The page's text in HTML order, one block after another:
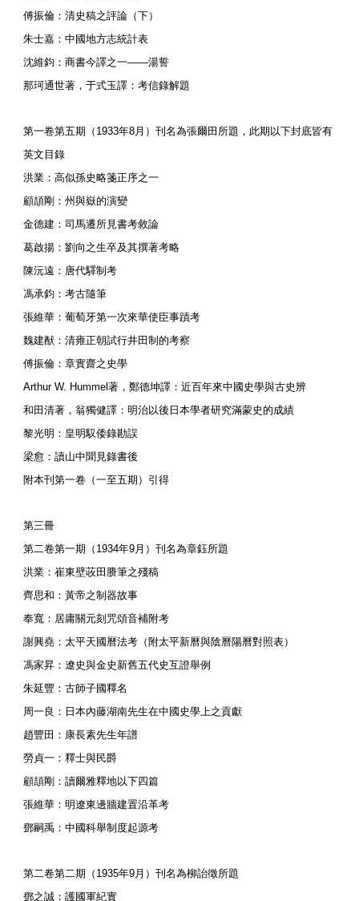
傅振倫：清史稿之評論（下）
朱士嘉：中國地方志統計表
沈維鈞：商書今譯之一——湯誓
那珂通世著，于式玉譯：考信錄解題
第一卷第五期（1933年8月）刊名為張爾田所題，此期以下封底皆有
英文目錄
洪業：高似孫史略箋正序之一
顧頡剛：州與嶽的演變
金德建：司馬遷所見書考敘論
葛啟揚：劉向之生卒及其撰著考略
陳沅遠：唐代驛制考
馮承鈞：考古隨筆
張維華：葡萄牙第一次來華使臣事蹟考
魏建猷：清雍正朝試行井田制的考察
傅振倫：章實齋之史學
Arthur W. Hummel著，鄭德坤譯：近百年來中國史學與古史辨
和田清著，翁獨健譯：明治以後日本學者研究滿蒙史的成績
黎光明：皇明馭倭錄勘誤
梁愈：讀山中聞見錄書後
附本刊第一卷（一至五期）引得
第三冊
第二卷第一期（1934年9月）刊名為章鈺所題
洪業：崔東壁荍田賸筆之殘稿
齊思和：黃帝之制器故事
奉寬：居庸關元刻咒頌音補附考
謝興堯：太平天國曆法考（附太平新曆與陰曆陽曆對照表）
馮家昇：遼史與金史新舊五代史互證舉例
朱延豐：古師子國釋名
周一良：日本內藤湖南先生在中國史學上之貢獻
趙豐田：康長素先生年譜
勞貞一：釋士與民爵
顧頡剛：讀爾雅釋地以下四篇
張維華：明遼東邊牆建置沿革考
鄧嗣禹：中國科舉制度起源考
第二卷第二期（1935年9月）刊名為柳詒徵所題
鄧之誠：護國軍紀實